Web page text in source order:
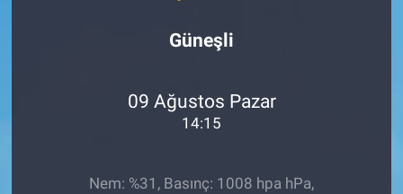
Güneşli
09 Ağustos Pazar
14:15
Nem: %31, Basınç: 1008 hpa hPa,